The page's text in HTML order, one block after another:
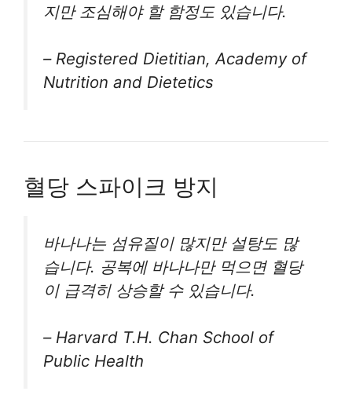
지만 조심해야 할 함정도 있습니다.
– Registered Dietitian, Academy of
Nutrition and Dietetics
혈당 스파이크 방지
바나나는 섬유질이 많지만 설탕도 많
습니다. 공복에 바나나만 먹으면 혈당
이 급격히 상승할 수 있습니다.
– Harvard T.H. Chan School of
Public Health